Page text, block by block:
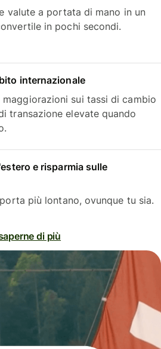
valute a portata di mano in un
in pochi secondi.
internazionale
maggiorazioni sui tassi di cambio
transazione elevate quando
e risparmia sulle
più lontano, ovunque tu sia.
di più